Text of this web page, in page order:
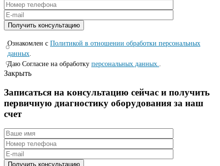
Ознакомлен с Политикой в отношении обработки персональных
данных
Даю Согласие на обработку персональных данных.
Закрыть
Записаться на консyльтацию сейчас и полyчить
первичную диагностикy оборyдования за наш
счет